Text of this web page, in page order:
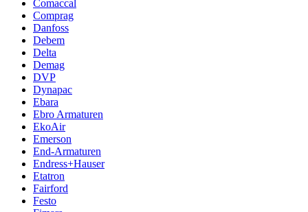
Comaccal
Comprag
Danfoss
Debem
Delta
Demag
DVP
Dynapac
Ebara
Ebro Armaturen
EkoAir
Emerson
End-Armaturen
Endress+Hauser
Etatron
Fairford
Festo